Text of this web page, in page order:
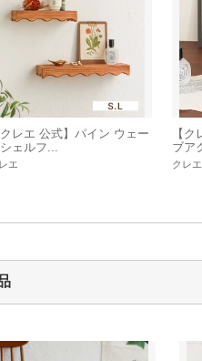
クレエ 公式】パイン ウェー
ェルフ...
エ
【
ブア
クレエ